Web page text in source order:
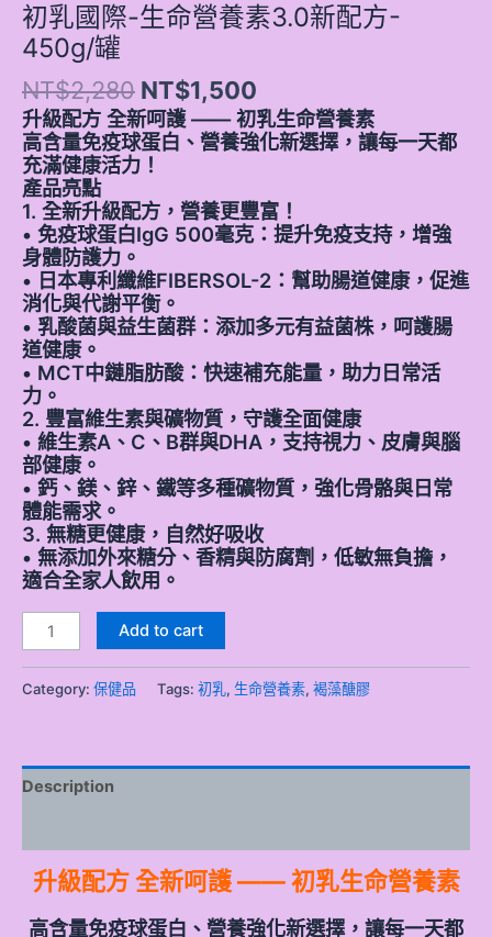
初乳國際-生命營養素3.0新配方-
450g/罐
NT$2,280 NT$1,500
升級配方 全新呵護 —— 初乳生命營養素
高含量免疫球蛋白、營養強化新選擇，讓每一天都
充滿健康活力！
產品亮點
1. 全新升級配方，營養更豐富！
• 免疫球蛋白IgG 500毫克：提升免疫支持，增強
身體防護力。
• 日本專利纖維FIBERSOL-2：幫助腸道健康，促進
消化與代謝平衡。
• 乳酸菌與益生菌群：添加多元有益菌株，呵護腸
道健康。
• MCT中鏈脂肪酸：快速補充能量，助力日常活
力。
2. 豐富維生素與礦物質，守護全面健康
• 維生素A、C、B群與DHA，支持視力、皮膚與腦
部健康。
• 鈣、鎂、鋅、鐵等多種礦物質，強化骨骼與日常
體能需求。
3. 無糖更健康，自然好吸收
• 無添加外來糖分、香精與防腐劑，低敏無負擔，
適合全家人飲用。
Add to cart
Category: 保健品 Tags: 初乳, 生命營養素, 褐藻醣膠
Description
升級配方 全新呵護 —— 初乳生命營養素
高含量免疫球蛋白、營養強化新選擇，讓每一天都